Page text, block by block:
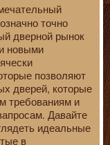
точно
дверной рынок
новыми
позволяют
дверей, которые
требованиям и
Давайте
идеальные
в